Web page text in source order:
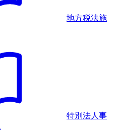
地方税法施
特別法人事